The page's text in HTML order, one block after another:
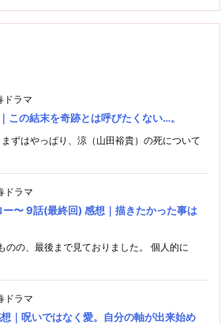
ドラマ
この結末を奇跡とは呼びたくない…。
ずはやっぱり、涼（山田裕貴）の死について
ドラマ
ー〜 9話(最終回) 感想｜描きたかった事は
のの、最後まで見ておりました。 個人的に
ドラマ
｜呪いではなく愛。自分の軸が出来始め